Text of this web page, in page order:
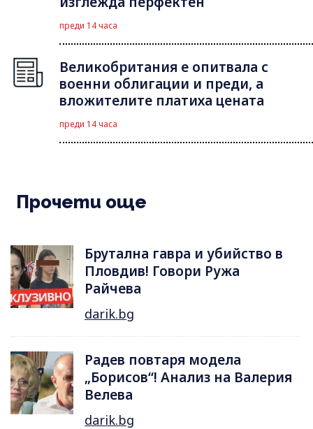
преди 14 часа
Великобритания е опитвала с
военни облигации и преди, а
вложителите платиха цената
преди 14 часа
Прочети още
Брутална гавра и убийство в
Пловдив! Говори Ружа
Райчева
darik.bg
Радев повтаря модела
„Борисов“! Анализ на Валерия
Велева
darik.bg